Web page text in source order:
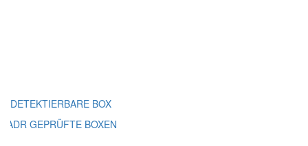
DETEKTIERBARE BOX